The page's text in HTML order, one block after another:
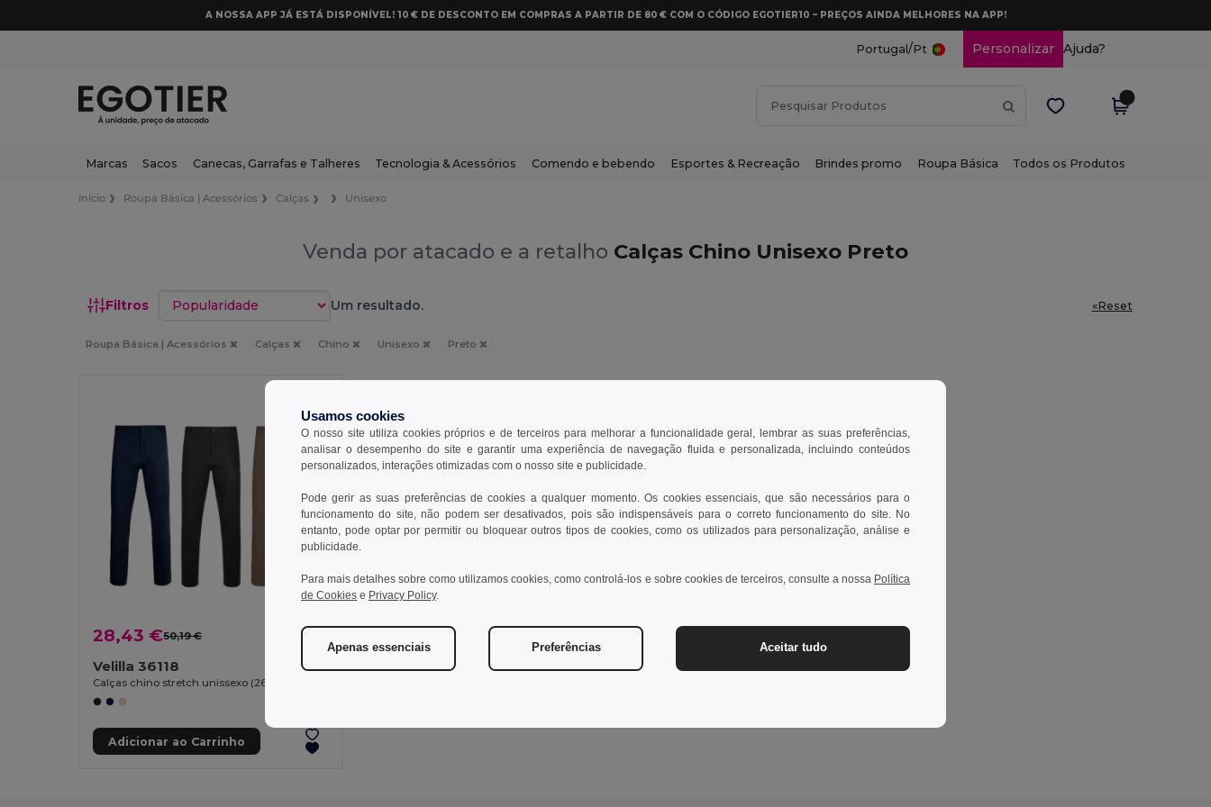
A NOSSA APP JÁ ESTÁ DISPONÍVEL! 10 € DE DESCONTO EM COMPRAS A PARTIR DE 80 € COM O CÓDIGO EGOTIER10 – PREÇOS AINDA MELHORES NA APP!
Portugal /Pt Personalizar Ajuda?
Marcas Sacos Canecas, Garrafas e Talheres Tecnologia & Acessórios Comendo e bebendo Esportes & Recreação Brindes promo Roupa Básica Todos os Produtos
Início Roupa Básica | Acessórios Calças Unisexo
Venda por atacado e a retalho Calças Chino Unisexo Preto
Filtros Classificar por Um resultado. «Reset
Roupa Básica | Acessórios Calças Chino Unisexo Preto
28,43 €50,19 € -43%
Velilla 36118
Adicionar ao Carrinho
Usamos cookies
O nosso site utiliza cookies próprios e de terceiros para melhorar a funcionalidade geral, lembrar as suas preferências,
analisar o desempenho do site e garantir uma experiência de navegação fluida e personalizada, incluindo conteúdos
personalizados, interações otimizadas com o nosso site e publicidade.
Pode gerir as suas preferências de cookies a qualquer momento. Os cookies essenciais, que são necessários para o
funcionamento do site, não podem ser desativados, pois são indispensáveis para o correto funcionamento do site. No
entanto, pode optar por permitir ou bloquear outros tipos de cookies, como os utilizados para personalização, análise e
publicidade.
Para mais detalhes sobre como utilizamos cookies, como controlá-los e sobre cookies de terceiros, consulte a nossa Política
de Cookies e Privacy Policy.
Apenas essenciais Preferências Aceitar tudo